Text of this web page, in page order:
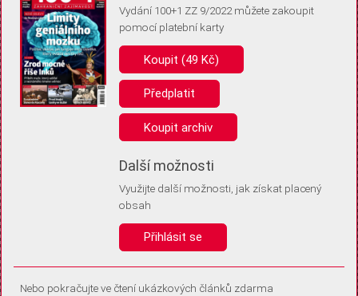
Pro základní fungování webu nepotřebujeme ukládat žádné informace
(tzv. cookies apod.). Rádi bychom vás ale požádali o souhlas s
uložením volitelných informací:
Anonymní unikátní ID
Díky němu příště poznáme, že se jedná o stejné zařízení, a
Identifikátor je zcela anonymní.
Vaše souhlasy a odmítnutí si ukládáme do vašeho zařízení, abychom se
vás už příště znovu neptali. Můžete je kdykoli později upravit ve Správě
Vydání 100+1 ZZ 9/2022 můžete zakoupit
pomocí platební karty
Koupit (49 Kč)
Předplatit
Koupit archiv
Další možnosti
Využijte další možnosti, jak získat placený
obsah
Přihlásit se
Nebo pokračujte ve čtení ukázkových článků zdarma